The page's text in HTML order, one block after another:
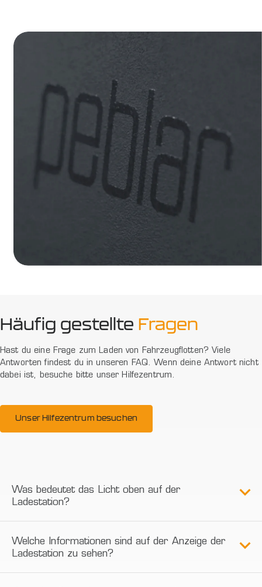
Häufig gestellte Fragen
Hast du eine Frage zum Laden von Fahrzeugflotten? Viele
Antworten findest du in unseren FAQ. Wenn deine Antwort nicht
dabei ist, besuche bitte unser Hilfezentrum.
Unser Hilfezentrum besuchen
Was bedeutet das Licht oben auf der
Ladestation?
Welche Informationen sind auf der Anzeige der
Ladestation zu sehen?